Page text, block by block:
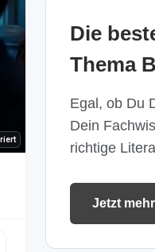
Die
Thema
Egal, ob Du
Dein
richtige
Jetzt